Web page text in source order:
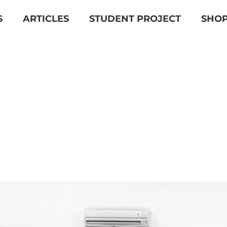
ARTICLES STUDENT PROJECT